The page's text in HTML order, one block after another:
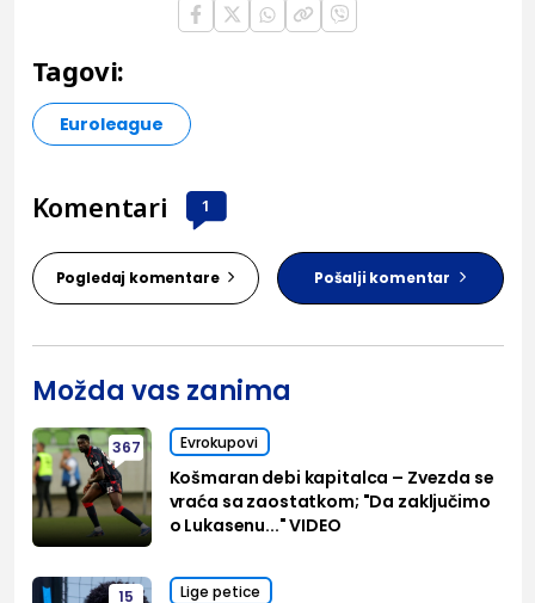
Tagovi:
Euroleague
Komentari 1
Pogledaj komentare Pošalji komentar
Možda vas zanima
367 Evrokupovi
Košmaran debi kapitalca – Zvezda se
vraća sa zaostatkom; "Da zaključimo
o Lukasenu..." VIDEO
15 Lige petice